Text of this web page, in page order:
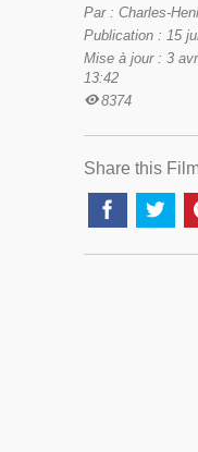
Par : Charles-
Publication : 15
Mise à jour : 3
13:42
8374
Share this